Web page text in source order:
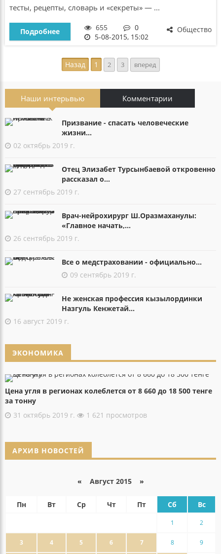
тесты, рецепты, словарь и «секреты» — ...
Общество
Подробнее 655
0
5-08-2015, 15:02
Назад 1 2 3 вперед
Наши интерьвью Комментарии
Призвание - спасать человеческие
жизни...
02 октябрь 2019 г.
Отец Элизабет Турсынбаевой откровенно
рассказал о...
27 сентябрь 2019 г.
Врач-нейрохирург Ш.Оразмаханулы:
«Главное начать,...
26 сентябрь 2019 г.
Все о медстраховании - официально...
09 сентябрь 2019 г.
Не женская профессия кызылординки
Назгуль Кенжетай...
16 август 2019 г.
ЭКОНОМИКА
Цена угля в регионах колеблется от 8 660 до 18 500 тенге
за тонну
31 октябрь 2019 г.
1 621 просмотров
АРХИВ НОВОСТЕЙ
« Август 2015 »
Пн Вт Ср Чт Пт Сб Вс
1 2
3 4 5 6 7 8 9